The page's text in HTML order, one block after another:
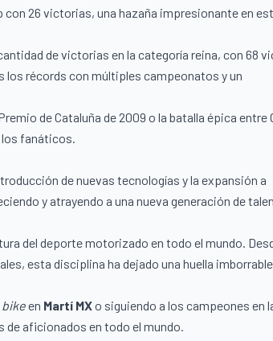
26 victorias, una hazaña impresionante en
de victorias en la categoría reina, con 68
los récords con múltiples campeonatos y un
de Cataluña de 2009 o la batalla épica entre
fanáticos.
de nuevas tecnologías y la expansión a
y atrayendo a una nueva generación de
del deporte motorizado en todo el mundo.
esta disciplina ha dejado una huella imborrable
bikeen Martí MXo siguiendo a los campeones en
aficionados en todo el mundo.